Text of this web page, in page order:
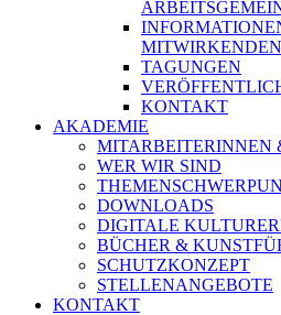
MITWIRKENDEN
TAGUNGEN
KONTAKT
AKADEMIE
MITARBEITERINNEN
WER WIR SIND
DOWNLOADS
DIGITALE
BÜCHER &
SCHUTZKONZEPT
STELLENANGEBOTE
KONTAKT